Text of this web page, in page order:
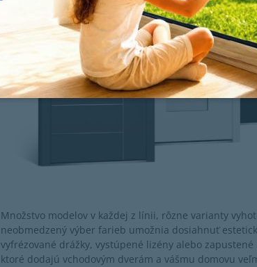
Množstvo modelov v každej z línii, rôzne varianty
neobmedzený výber farieb umožnia dosiahnuť
vyfrézované drážky, vystúpené lizény alebo
ktoré dodajú vchodovým dverám a vášmu domovu